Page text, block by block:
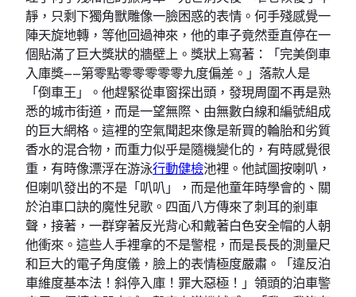
靜，只剩下獨角獸雕像一臉困惑的表情。何手殘感覺一
陣天旋地轉，等他回過神來，他的車子竟然垂直停在一
個貼滿了巨大獎狀的牆壁上。獎狀上寫著：「完美倒車
入庫獎——第零點零零零零零九度偏差。」落款人是
「倒車王」。他趕緊從車窗探出頭，發現周圍不再是熟
悉的城市街道，而是一望無際、由無數白線和編號組成
的巨大網格。這裡的空氣聞起來像是新買的輪胎和劣質
香水的混合物，而重力似乎是隨機變化的，有時感覺很
重，有時像漂浮在游泳行動健檢池裡。他試圖按喇叭，
但喇叭發出的不是「叭叭」，而是他童年時學會的、關
於泊車口訣的魔性兒歌。四面八方傳來了刺耳的剎車
聲，接著，一群穿著反光背心和戴著白色安全帽的人朝
他衝來。這些人手裡拿的不是警棍，而是長長的測量尺
和巨大的電子角度儀，臉上的表情極度嚴肅。「違反泊
車維度基本法！斜停入庫！罪大惡極！」領頭的泊車警